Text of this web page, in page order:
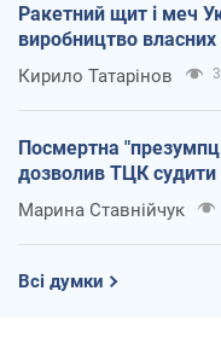
Ракетний щит і меч
виробництво власних
Кирило Татарінов
Посмертна
дозволив ТЦК судити
Марина Ставнійчук
Всі думки